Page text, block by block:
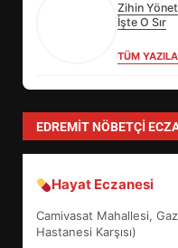
Zihin
İşte O Sır
TÜM
GEÇİYOR:
EDREMIT NÖBETÇI
3